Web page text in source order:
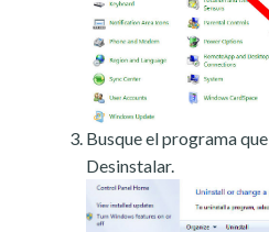
Busque el programa
Desinstalar.